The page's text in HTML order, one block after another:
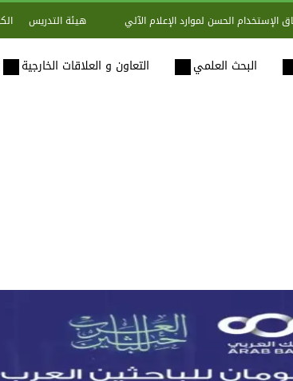
الإستخدام الحسن لموارد الإعلام الآلي هيئة التدريس
البحث العلمي التعاون و العلاقات الخارجية